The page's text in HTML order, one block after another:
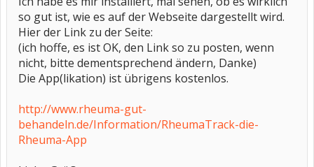
so gut ist, wie es auf der Webseite dargestellt wird.
Hier der Link zu der Seite:
(ich hoffe, es ist OK, den Link so zu posten, wenn
nicht, bitte dementsprechend ändern, Danke)
Die App(likation) ist übrigens kostenlos.
http://www.rheuma-gut-
behandeln.de/Information/RheumaTrack-die-
Rheuma-App